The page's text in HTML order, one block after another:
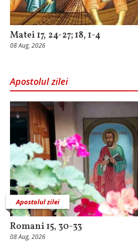
Matei 17, 24-27; 18, 1-4
08 Aug, 2026
Apostolul zilei
Apostolul zilei
Romani 15, 30-33
08 Aug, 2026